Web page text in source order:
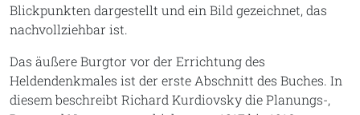
Blickpunkten dargestellt und ein Bild gezeichnet, das
nachvollziehbar ist.
Das äußere Burgtor vor der Errichtung des
Heldendenkmales ist der erste Abschnitt des Buches. In
diesem beschreibt Richard Kurdiovsky die Planungs-,